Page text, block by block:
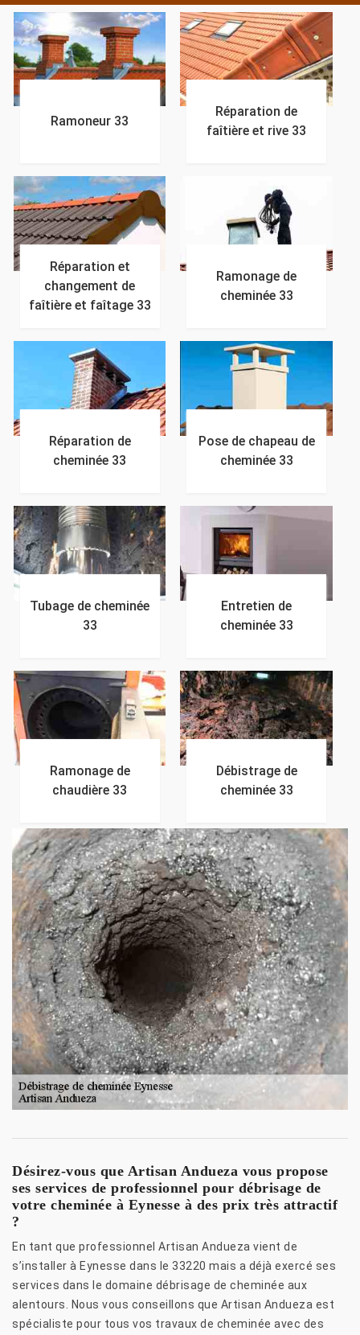
Ramoneur 33
Réparation de
faîtière et rive 33
Réparation et
changement de
faîtière et faîtage 33
Ramonage de
cheminée 33
Réparation de
cheminée 33
Pose de chapeau de
cheminée 33
Tubage de cheminée
33
Entretien de
cheminée 33
Ramonage de
chaudière 33
Débistrage de
cheminée 33
Désirez-vous que Artisan Andueza vous propose
ses services de professionnel pour débrisage de
votre cheminée à Eynesse à des prix très attractif
?
En tant que professionnel Artisan Andueza vient de
s’installer à Eynesse dans le 33220 mais a déjà exercé ses
services dans le domaine débrisage de cheminée aux
alentours. Nous vous conseillons que Artisan Andueza est
spécialiste pour tous vos travaux de cheminée avec des